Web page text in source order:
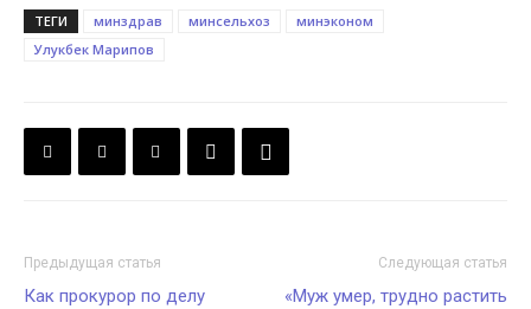
ТЕГИ минздрав минсельхоз
минэконом
Улукбек Марипов
Предыдущая статья
Как прокурор по делу
Следующая статья
«Муж умер, трудно растить